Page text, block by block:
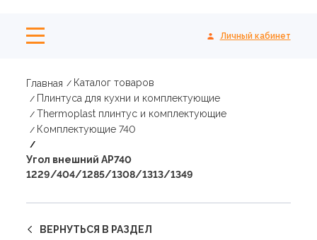
Личный кабинет
Главная
Каталог товаров
Плинтуса для кухни и комплектующие
Thermoplast плинтус и комплектующие
Комплектующие 740
Угол внешний АР740
1229/404/1285/1308/1313/1349
ВЕРНУТЬСЯ В РАЗДЕЛ